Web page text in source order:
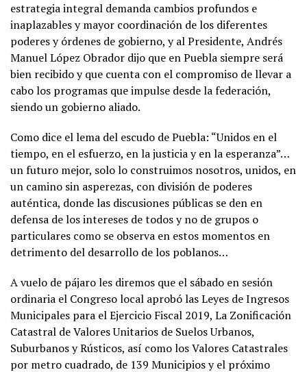
estrategia integral demanda cambios profundos e
inaplazables y mayor coordinación de los diferentes
poderes y órdenes de gobierno, y al Presidente, Andrés
Manuel López Obrador dijo que en Puebla siempre será
bien recibido y que cuenta con el compromiso de llevar a
cabo los programas que impulse desde la federación,
siendo un gobierno aliado.
Como dice el lema del escudo de Puebla: “Unidos en el
tiempo, en el esfuerzo, en la justicia y en la esperanza”…
un futuro mejor, solo lo construimos nosotros, unidos, en
un camino sin asperezas, con división de poderes
auténtica, donde las discusiones públicas se den en
defensa de los intereses de todos y no de grupos o
particulares como se observa en estos momentos en
detrimento del desarrollo de los poblanos…
A vuelo de pájaro les diremos que el sábado en sesión
ordinaria el Congreso local aprobó las Leyes de Ingresos
Municipales para el Ejercicio Fiscal 2019, La Zonificación
Catastral de Valores Unitarios de Suelos Urbanos,
Suburbanos y Rústicos, así como los Valores Catastrales
por metro cuadrado, de 139 Municipios y el próximo